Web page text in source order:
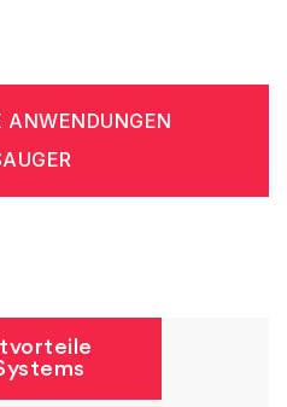
ANWENDUNGEN